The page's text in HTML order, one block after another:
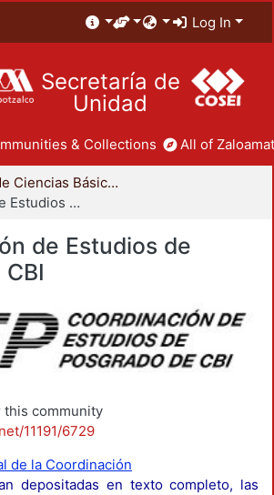
Log In
Secretaría de
Unidad
& Collections All of
División de Ciencias Básicas e Ingeniería
Coordinación de Estudios de Posgrado - CBI
de Estudios de
this community
11191/6729
de la Coordinación
depositadas en texto completo, las